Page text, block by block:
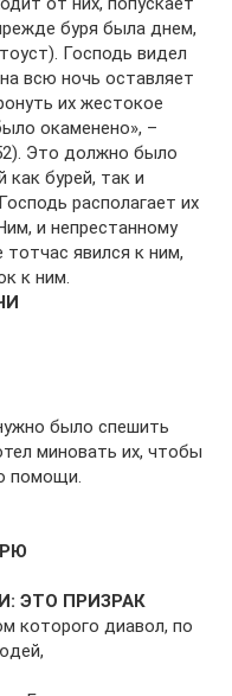
буря была днем,
Господь видел
всю ночь оставляет
их жестокое
окаменено», –
Это должно было
как бурей, так и
располагает их
и непрестанному
явился к ним,
к ним.
было спешить
миновать их, чтобы
помощи.
ЭТО ПРИЗРАК
которого диавол, по